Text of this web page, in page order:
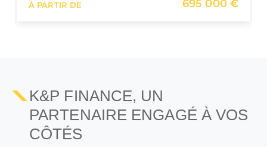
À PARTIR DE 695 000 €
K&P FINANCE, UN
PARTENAIRE ENGAGÉ À VOS
CÔTÉS